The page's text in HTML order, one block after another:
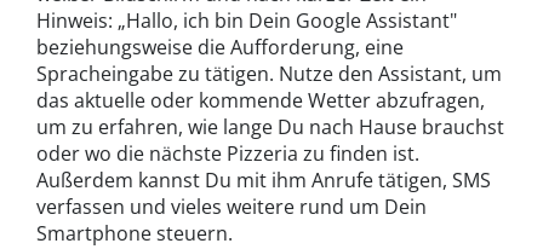
Hinweis: „Hallo, ich bin Dein Google Assistant"
beziehungsweise die Aufforderung, eine
Spracheingabe zu tätigen. Nutze den Assistant, um
das aktuelle oder kommende Wetter abzufragen,
um zu erfahren, wie lange Du nach Hause brauchst
oder wo die nächste Pizzeria zu finden ist.
Außerdem kannst Du mit ihm Anrufe tätigen, SMS
verfassen und vieles weitere rund um Dein
Smartphone steuern.